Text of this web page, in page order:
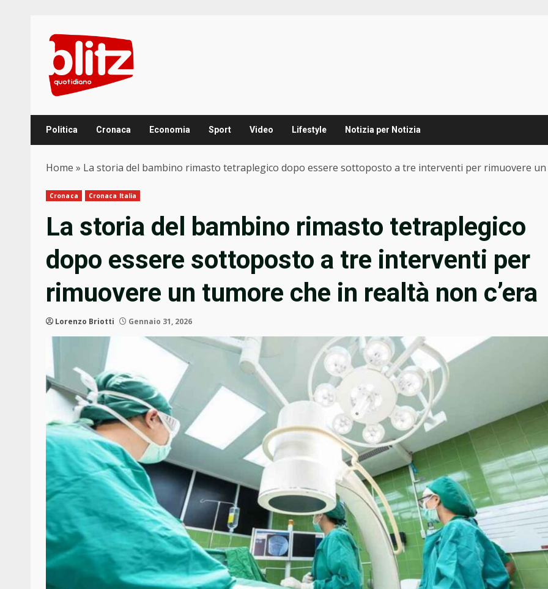
content
Politica Cronaca Economia Sport Video Lifestyle Notizia per Notizia
Home » La storia del bambino rimasto tetraplegico dopo essere sottoposto a tre interventi per rimuovere un
Cronaca Cronaca Italia
La storia del bambino rimasto tetraplegico
dopo essere sottoposto a tre interventi per
rimuovere un tumore che in realtà non c’era
Lorenzo Briotti Gennaio 31, 2026